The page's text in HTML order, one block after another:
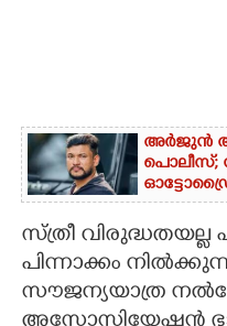
അർജുൻ
പൊലീസ്;
സ്ത്രീ
പിന്നാക്കം
സൗജന്യയാത്ര